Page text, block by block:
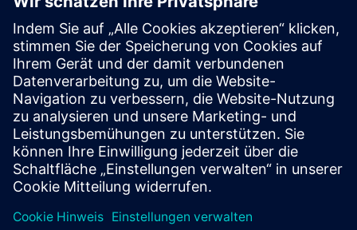
Presse | Unternehmen | Siemens
© Siemens 1996 – 2026
Impressum
Datenschutz
Cookie Richtlinien
Nutzungsbedingungen